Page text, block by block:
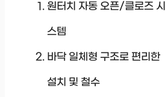
원터치 자동 오픈/클로즈 시
스템
바닥 일체형 구조로 편리한
설치 및 철수